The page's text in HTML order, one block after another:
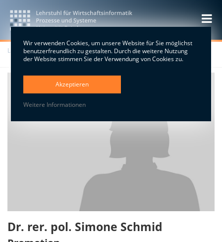
Wir verwenden Cookies, um unsere Website für Sie möglichst
benutzerfreundlich zu gestalten. Durch die weitere Nutzung
der Website stimmen Sie der Verwendung von Cookies zu.
Akzeptieren
Weitere Informationen
Lehrstuhl>Team>Alumni>Dr. rer. pol. Simone Schmid
Dr. rer. pol. Simone Schmid